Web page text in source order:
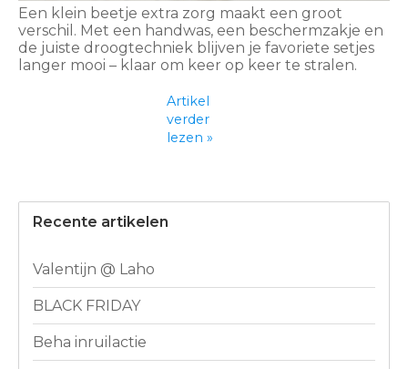
Een klein beetje extra zorg maakt een groot
verschil. Met een handwas, een beschermzakje en
de juiste droogtechniek blijven je favoriete setjes
langer mooi – klaar om keer op keer te stralen.
Artikel
verder
lezen »
Recente artikelen
Valentijn @ Laho
BLACK FRIDAY
Beha inruilactie